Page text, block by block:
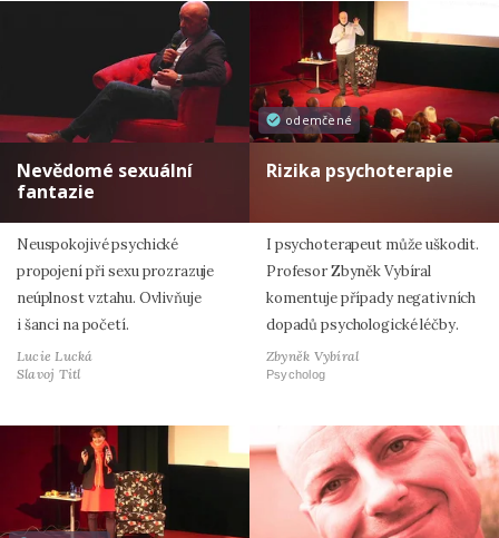
Nevědomé sexuální
fantazie
Neuspokojivé psychické
propojení při sexu prozrazuje
neúplnost vztahu. Ovlivňuje
i šanci na početí.
Lucie Lucká
Slavoj Titl
odemčené
Rizika psychoterapie
I psychoterapeut může uškodit.
Profesor Zbyněk Vybíral
komentuje případy negativních
dopadů psychologické léčby.
Zbyněk Vybíral
Psycholog